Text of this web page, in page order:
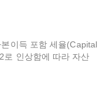
이득 포함 세율(Capital
로 인상함에 따라 자산